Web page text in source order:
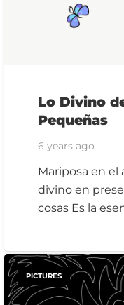
Lo Divino
Pequeñas
6 years ago
Mariposa en el
divino en
cosas Es la
PICTURES